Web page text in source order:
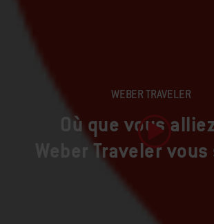
Où que vous
Weber Traveler vous